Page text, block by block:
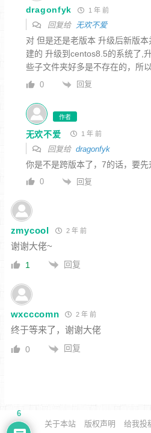
dragonfyk 1 年 前
回复给 无欢不爱
对 但是还是老版本 升级后新版
建的 升级到centos8.5的系统了,
些子文件夹好多是不存在的，所
0 回复
作者
无欢不爱 1 年 前
回复给 dragonfyk
你是不是跨版本了，7的话，要
0 回复
zmycool 2 年 前
谢谢大佬~
1 回复
wxcccomn 2 年 前
终于等来了，谢谢大佬
0 回复
关于本站 版权声明 给我投
6